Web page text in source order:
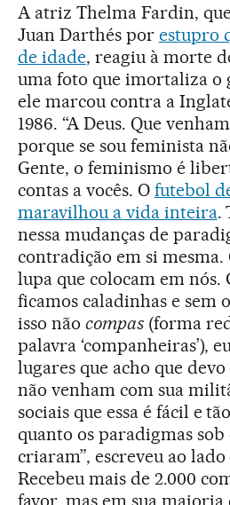
A atriz Thelma Fardin,
Juan Darthés por estupro
de idade, reagiu à morte
uma foto que imortaliza o
ele marcou contra a
1986. “A Deus. Que
porque se sou feminista
Gente, o feminismo é
contas a vocês. O futebol
maravilhou a vida inteira.
nessa mudanças de
contradição em si mesma.
lupa que colocam em nós.
ficamos caladinhas e sem
isso não compas(forma
palavra ‘companheiras’),
lugares que acho que
não venham com sua
sociais que essa é fácil e
quanto os paradigmas sob
criaram”, escreveu ao
Recebeu mais de 2.000
favor, mas em sua maioria